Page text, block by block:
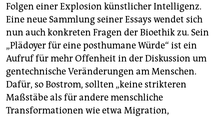
Folgen einer Explosion künstlicher Intelligenz.
Eine neue Sammlung seiner Essays wendet sich
nun auch konkreten Fragen der Bioethik zu. Sein
„Plädoyer für eine posthumane Würde“ ist ein
Aufruf für mehr Offenheit in der Diskussion um
gentechnische Veränderungen am Menschen.
Dafür, so Bostrom, sollten „keine strikteren
Maßstäbe als für andere menschliche
Transformationen wie etwa Migration,